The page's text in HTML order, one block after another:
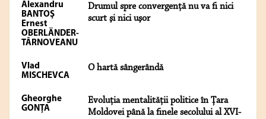
Alexandru
BANTOŞ
Ernest
OBERLÄNDER-
TÂRNOVEANU
Drumul spre convergenţă nu va fi nici
scurt şi nici uşor
Vlad
MISCHEVCA
O hartă sângerândă
Gheorghe
GONŢA
Evoluţia mentalităţii politice în Ţara
Moldovei până la finele secolului al XVI-